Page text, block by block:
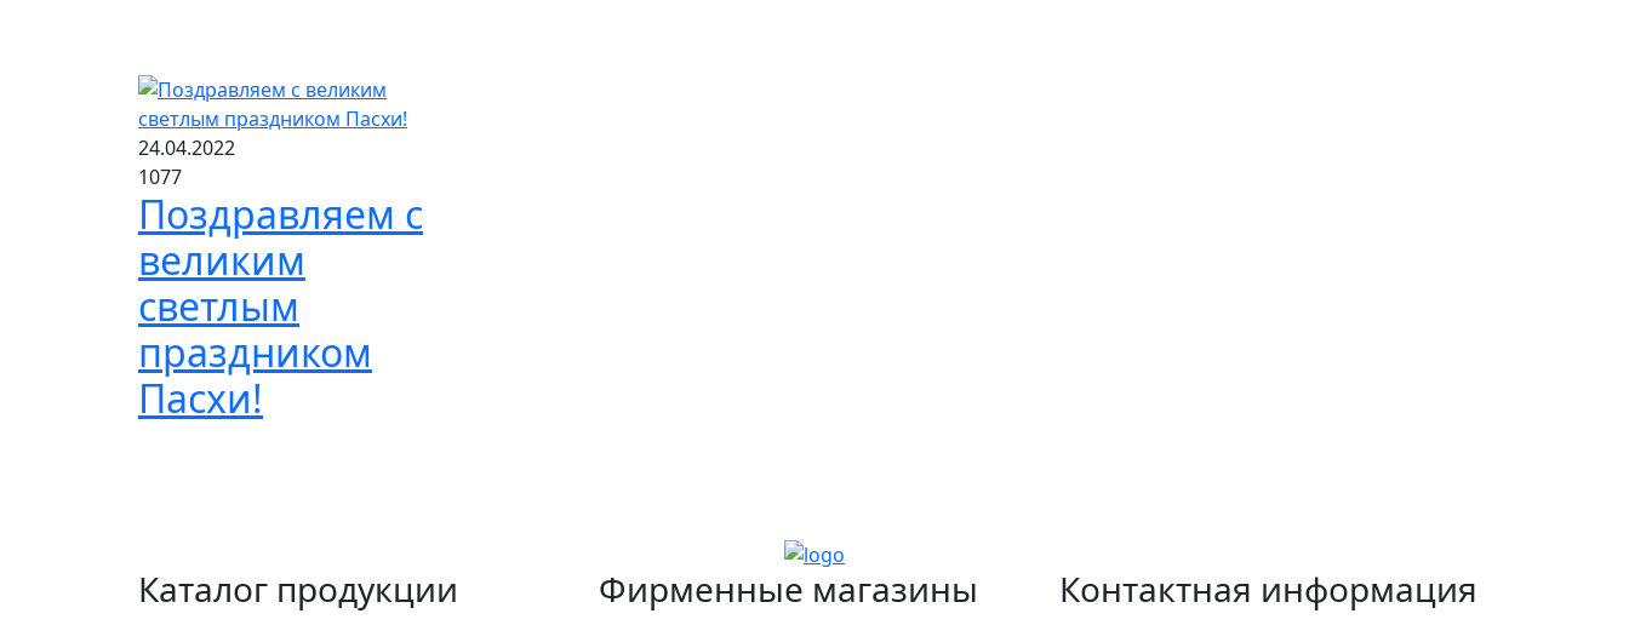
24.04.2022
1077
Поздравляем с
великим
светлым
праздником
Пасхи!
Каталог продукции Фирменные магазины Контактная информация